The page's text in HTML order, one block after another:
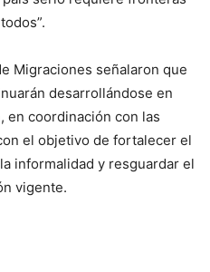
Migraciones señalaron que
desarrollándose en
en coordinación con las
el objetivo de fortalecer el
informalidad y resguardar el
vigente.